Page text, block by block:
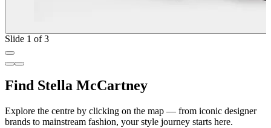
Slide 1 of 3
Find Stella McCartney
Explore the centre by clicking on the map — from iconic designer
brands to mainstream fashion, your style journey starts here.